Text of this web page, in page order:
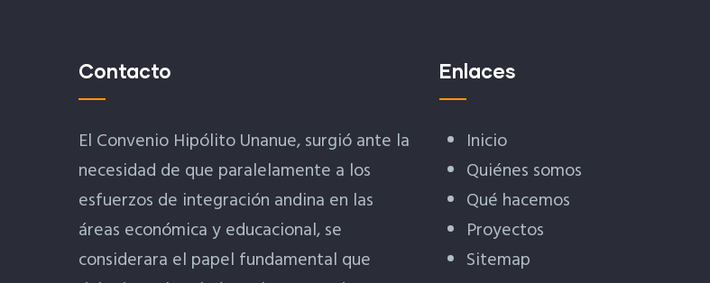
Contacto
El Convenio Hipólito Unanue, surgió ante la
necesidad de que paralelamente a los
esfuerzos de integración andina en las
áreas económica y educacional, se
considerara el papel fundamental que
Enlaces
Inicio
Quiénes somos
Qué hacemos
Proyectos
Sitemap